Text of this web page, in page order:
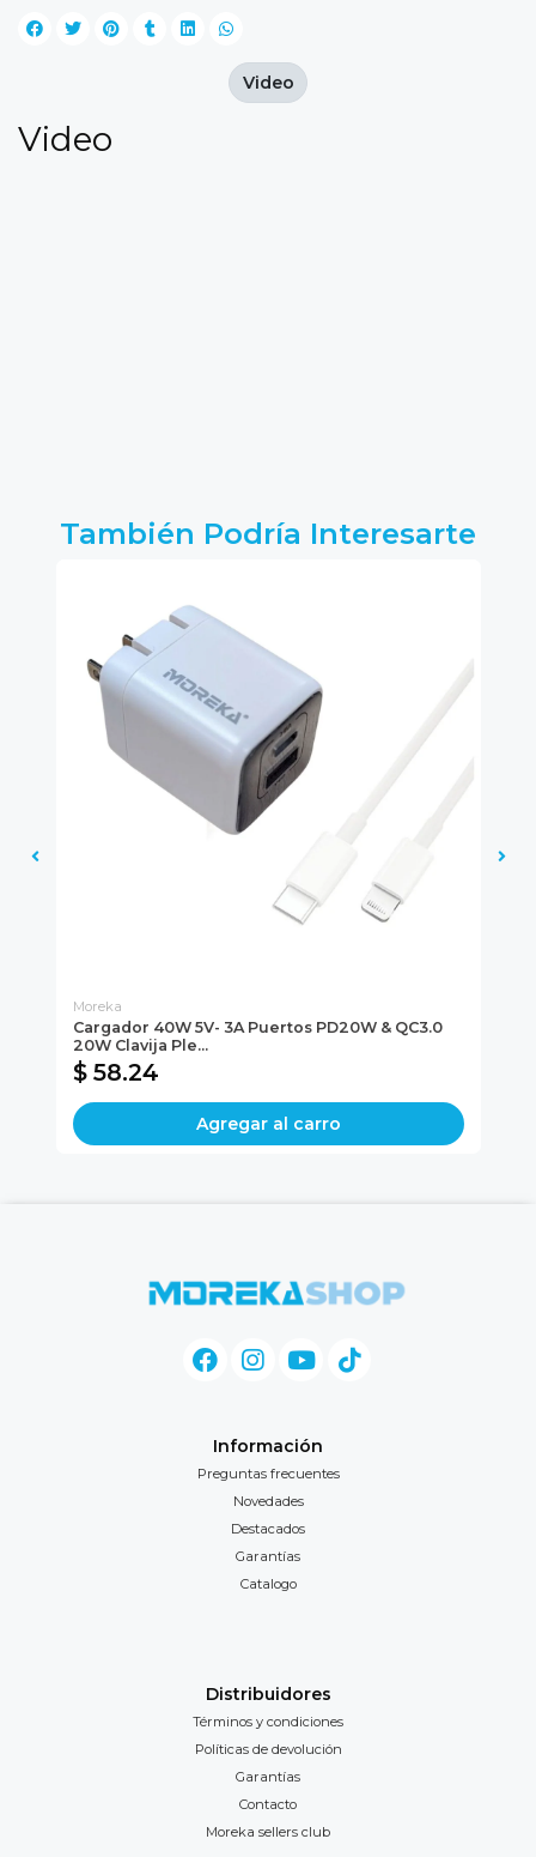
Video
Video
También Podría Interesarte
Moreka
Cargador 40W 5V- 3A Puertos PD20W & QC3.0
20W Clavija Ple...
$ 58.24
Agregar al carro
Información
Preguntas frecuentes
Novedades
Destacados
Garantías
Catalogo
Distribuidores
Términos y condiciones
Políticas de devolución
Garantías
Contacto
Moreka sellers club